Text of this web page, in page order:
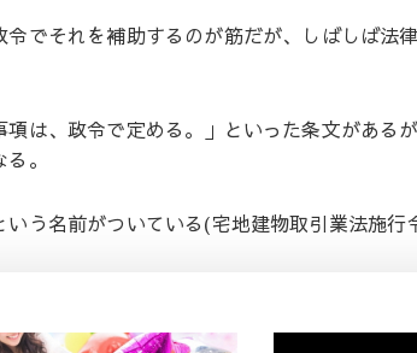
でそれを補助するのが筋だが、しばしば法
項は、政令で定める。」といった条文がある
。
う名前がついている(宅地建物取引業法施行